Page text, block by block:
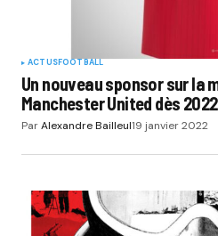
ACTUSFOOTBALL
Un nouveau sponsor sur la
Manchester United dès
ParAlexandre Bailleul19 janvier 2022